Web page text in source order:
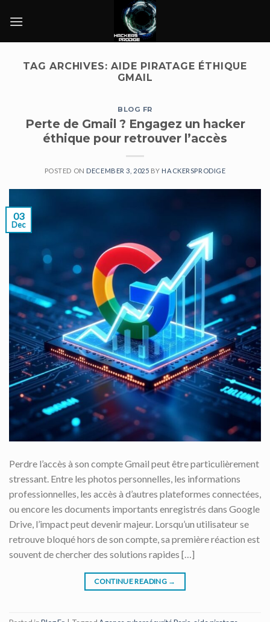
TAG ARCHIVES:AIDE PIRATAGE ÉTHIQUE
GMAIL
BLOG FR
Perte de Gmail ? Engagez un hacker
éthique pour retrouver l’accès
POSTED ON DECEMBER 3, 2025 BY HACKERSPRODIGE
03
Dec
Perdre l’accès à son compte Gmail peut être particulièrement
stressant. Entre les photos personnelles, les informations
professionnelles, les accès à d’autres plateformes connectées,
ou encore les documents importants enregistrés dans Google
Drive, l’impact peut devenir majeur. Lorsqu’un utilisateur se
retrouve bloqué hors de son compte, sa première réaction est
souvent de chercher des solutions rapides […]
CONTINUE READING →